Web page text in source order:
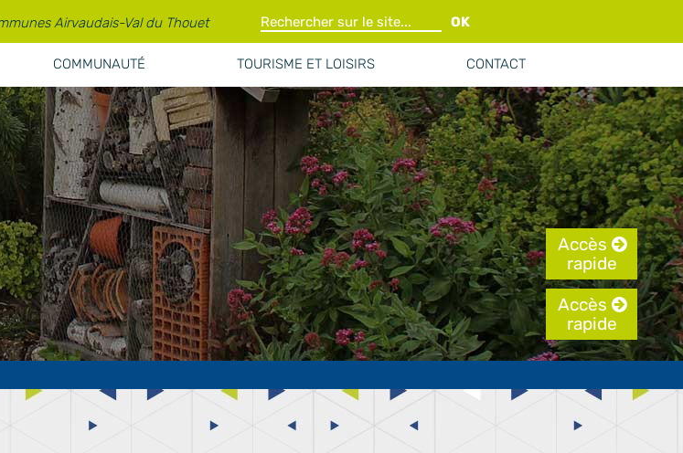
Airvaudais-Val du Thouet OK
COMMUNAUTÉ TOURISME ET LOISIRS CONTACT
Accès
rapide
Accès
rapide